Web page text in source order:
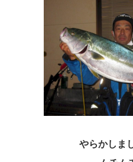
やらかしま